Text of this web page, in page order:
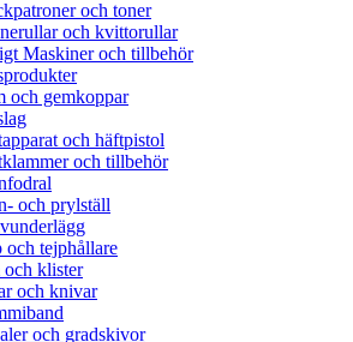
och toner
och kvittorullar
Maskiner och tillbehör
och gemkoppar
och häftpistol
och tillbehör
och prylställ
och tejphållare
klister
och knivar
och gradskivor